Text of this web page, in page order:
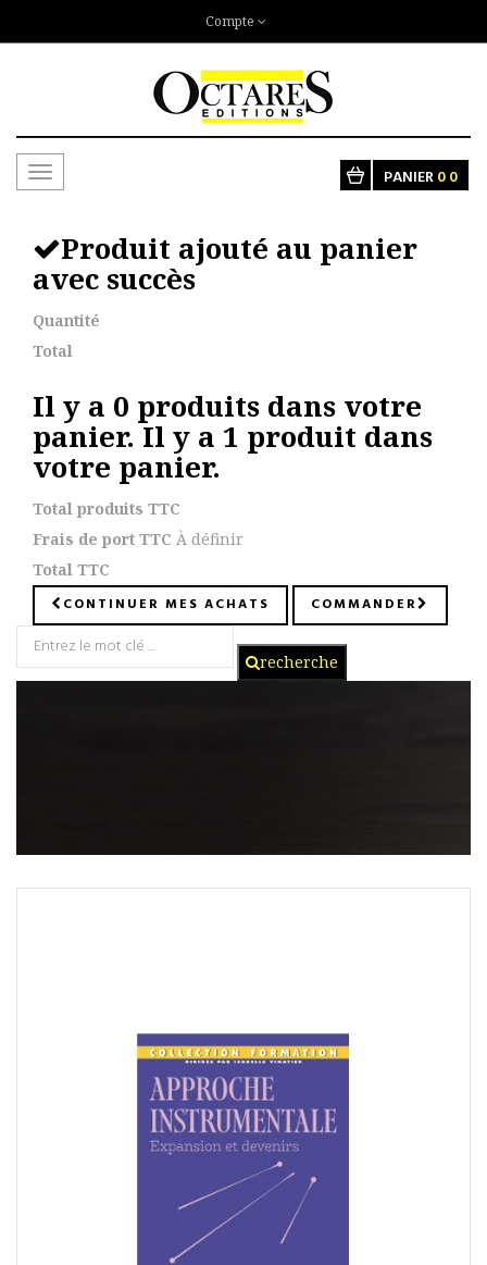
Compte
Toggle
PANIER00
Produit ajouté au panier
avec succès
Quantité
Total
Il y a 0 produits dans votre
panier.Il y a 1 produit dans
votre panier.
Total produits TTC
Frais de port TTC À définir
Total TTC
CONTINUER MES ACHATS COMMANDER
recherche